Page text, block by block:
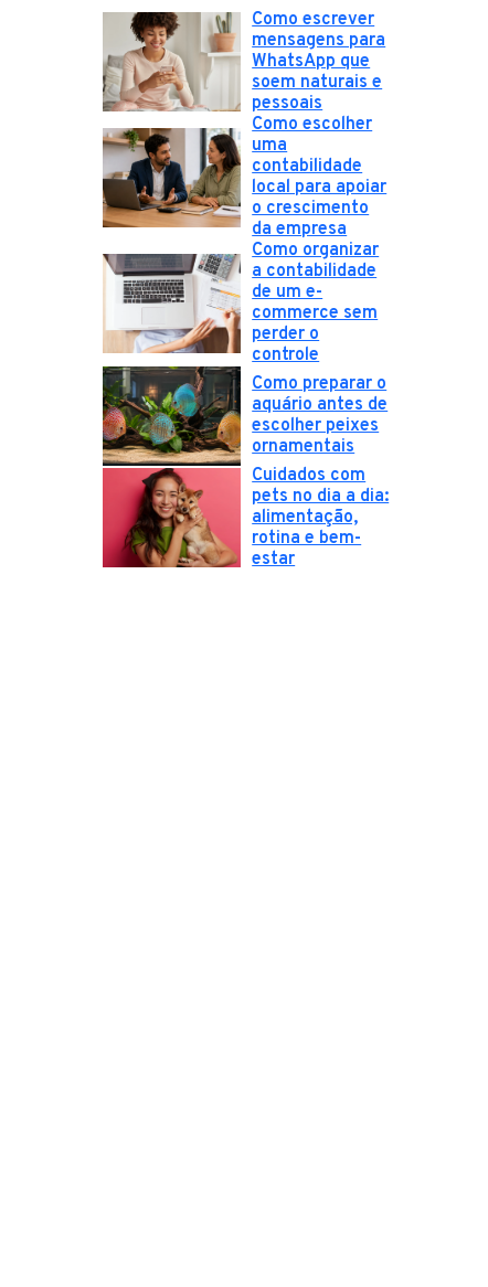
Como escrever
mensagens para
WhatsApp que
soem naturais e
pessoais
Como escolher
uma
contabilidade
local para apoiar
o crescimento
da empresa
Como organizar
a contabilidade
de um e-
commerce sem
perder o
controle
Como preparar o
aquário antes de
escolher peixes
ornamentais
Cuidados com
pets no dia a dia:
alimentação,
rotina e bem-
estar